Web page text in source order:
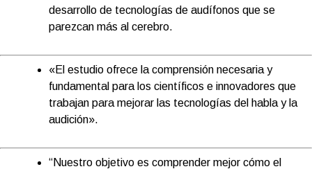
desarrollo de tecnologías de audífonos que se
parezcan más al cerebro.
«El estudio ofrece la comprensión necesaria y
fundamental para los científicos e innovadores que
trabajan para mejorar las tecnologías del habla y la
audición».
“Nuestro objetivo es comprender mejor cómo el